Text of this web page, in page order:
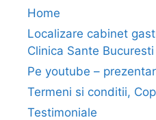
c
i
Home
Localizare cabinet
Clinica Sante Bucuresti
Pe youtube –
Termeni si conditii,
Testimoniale